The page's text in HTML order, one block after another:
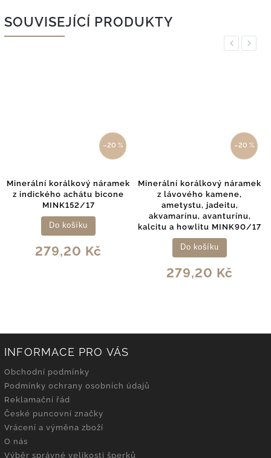
SOUVISEJÍCÍ PRODUKTY
Previous
–20 %
Minerální korálkový náramek
z indického achátu bicone
MINK152/17
279,20 Kč
Do košíku
–20 %
Minerální korálkový náramek
z lávového kamene,
ametystu, jadeitu,
akvamarínu, avanturínu,
kalcitu a howlitu MINK90/17
279,20 Kč
Do košíku
Next
INFORMACE PRO VÁS
Obchodní podmínky
Podmínky ochrany osobních údajů
Reklamační řád
České puncovní značky
Vrácení a výměna zboží
O nás
Výběr správné velikosti šperků